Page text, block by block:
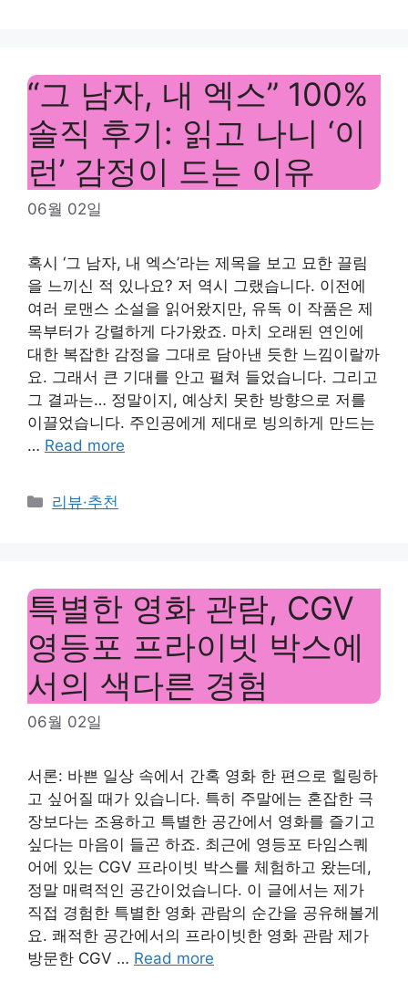
“그 남자, 내 엑스” 100%
솔직 후기: 읽고 나니 ‘이
런’ 감정이 드는 이유
06월 02일
혹시 ‘그 남자, 내 엑스’라는 제목을 보고 묘한 끌림
을 느끼신 적 있나요? 저 역시 그랬습니다. 이전에
여러 로맨스 소설을 읽어왔지만, 유독 이 작품은 제
목부터가 강렬하게 다가왔죠. 마치 오래된 연인에
대한 복잡한 감정을 그대로 담아낸 듯한 느낌이랄까
요. 그래서 큰 기대를 안고 펼쳐 들었습니다. 그리고
그 결과는… 정말이지, 예상치 못한 방향으로 저를
이끌었습니다. 주인공에게 제대로 빙의하게 만드는
… Read more
Categories
리뷰·추천
특별한 영화 관람, CGV
영등포 프라이빗 박스에
서의 색다른 경험
06월 02일
서론: 바쁜 일상 속에서 간혹 영화 한 편으로 힐링하
고 싶어질 때가 있습니다. 특히 주말에는 혼잡한 극
장보다는 조용하고 특별한 공간에서 영화를 즐기고
싶다는 마음이 들곤 하죠. 최근에 영등포 타임스퀘
어에 있는 CGV 프라이빗 박스를 체험하고 왔는데,
정말 매력적인 공간이었습니다. 이 글에서는 제가
직접 경험한 특별한 영화 관람의 순간을 공유해볼게
요. 쾌적한 공간에서의 프라이빗한 영화 관람 제가
방문한 CGV … Read more